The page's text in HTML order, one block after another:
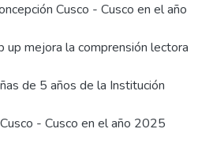
Cusco - Cusco en el año
up mejora la comprensión lectora
de 5 años de la Institución
- Cusco en el año 2025